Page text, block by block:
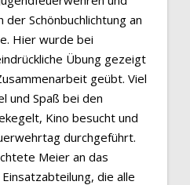
Schönbuchlichtung an
Hier wurde bei
Übung gezeigt
geübt. Viel
und Spaß bei den
Kino besucht und
durchgeführt.
Meier an das
die alle